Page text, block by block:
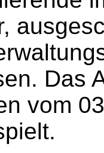
Das
vom